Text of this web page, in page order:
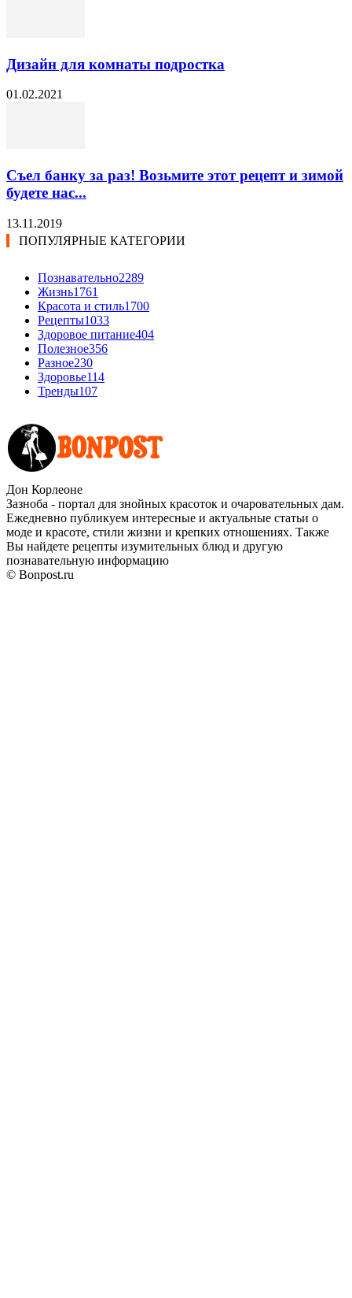
Дизайн для комнаты подростка
01.02.2021
Съел банку за раз! Возьмите этот рецепт и зимой
будете нас...
13.11.2019
ПОПУЛЯРНЫЕ КАТЕГОРИИ
Познавательно2289
Жизнь1761
Красота и стиль1700
Рецепты1033
Здоровое питание404
Полезное356
Разное230
Здоровье114
Тренды107
Дон Корлеоне
Зазноба - портал для знойных красоток и очаровательных дам.
Ежедневно публикуем интересные и актуальные статьи о
моде и красоте, стили жизни и крепких отношениях. Также
Вы найдете рецепты изумительных блюд и другую
познавательную информацию
© Bonpost.ru